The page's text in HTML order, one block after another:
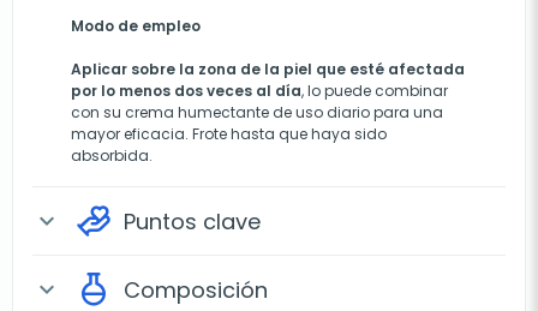
Modo de empleo
Aplicar sobre la zona de la piel que esté afectada
por lo menos dos veces al día, lo puede combinar
con su crema humectante de uso diario para una
mayor eficacia. Frote hasta que haya sido
absorbida.
expand_more Puntos clave
expand_more Composición